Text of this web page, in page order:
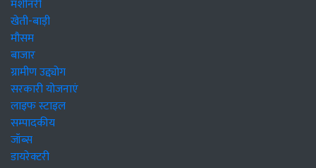
मशीनरी
खेती-बाड़ी
मौसम
बाजार
ग्रामीण उद्द्योग
सरकारी योजनाएं
लाइफ स्टाइल
सम्पादकीय
जॉब्स
डायरेक्टरी